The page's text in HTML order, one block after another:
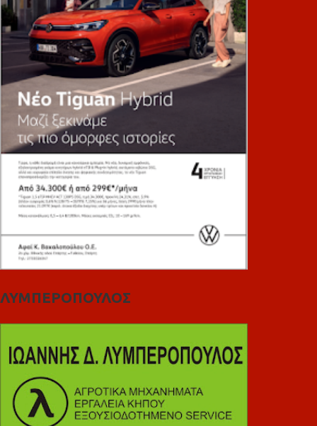
ΛΥΜΠΕΡΟΠΟΥΛΟΣ